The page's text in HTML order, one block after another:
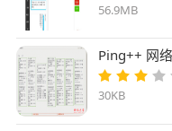
56.9MB
Ping++ 网
30KB